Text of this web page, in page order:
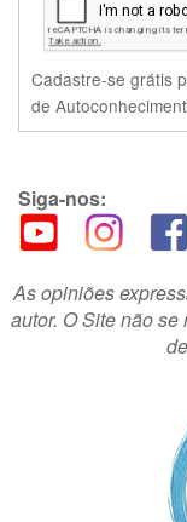
Cadastre-se grátis
de
Siga-nos:
As opiniões
autor. O Site não